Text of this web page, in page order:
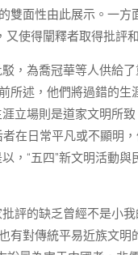
雙面性由此展示。一
使得闡釋者取得批評
，為喬冠華等人供給
所述，他們將過錯的
立場則是道家文明所
在日常平凡或不顯明
，“五四”新文明活動
評的缺乏曾經不是小
有對傳統平易近族文